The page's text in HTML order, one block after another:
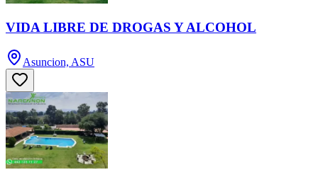
VIDA LIBRE DE DROGAS Y ALCOHOL
Asuncion, ASU